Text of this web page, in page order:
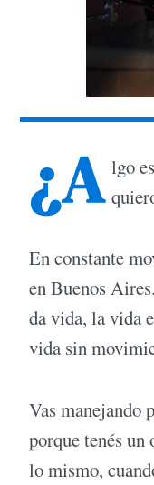
¿A lgo
En constante
en Buenos
da vida, la vida
vida sin
Vas manejando
porque tenés
lo mismo,